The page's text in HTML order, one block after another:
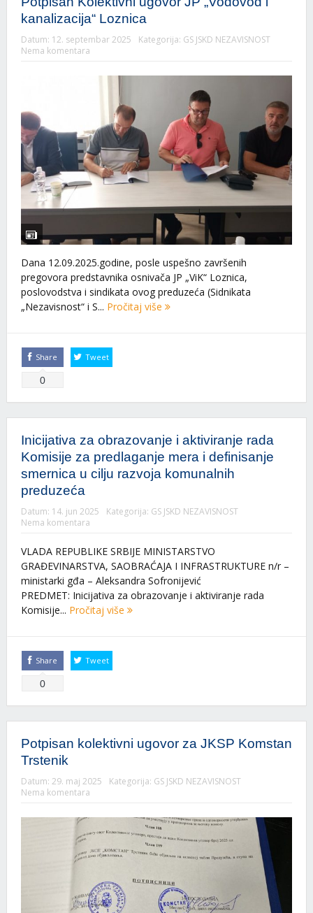
kanalizacija“ Loznica
Datum: 12. septembar 2025 Kategorija: GS JSKD NEZAVISNOST
Nema komentara
Dana 12.09.2025.godine, posle uspešno završenih
pregovora predstavnika osnivača JP „ViK“ Loznica,
poslovodstva i sindikata ovog preduzeća (Sidnikata
„Nezavisnost“ i S... Pročitaj više
Share
0
Tweet
Inicijativa za obrazovanje i aktiviranje rada
Komisije za predlaganje mera i definisanje
smernica u cilju razvoja komunalnih
preduzeća
Datum: 14. jun 2025 Kategorija: GS JSKD NEZAVISNOST
Nema komentara
VLADA REPUBLIKE SRBIJE MINISTARSTVO
GRAĐEVINARSTVA, SAOBRAĆAJA I INFRASTRUKTURE n/r –
ministarki gđa – Aleksandra Sofronijević
PREDMET: Inicijativa za obrazovanje i aktiviranje rada
Komisije... Pročitaj više
Share
0
Tweet
Potpisan kolektivni ugovor za JKSP Komstan
Trstenik
Datum: 29. maj 2025 Kategorija: GS JSKD NEZAVISNOST
Nema komentara